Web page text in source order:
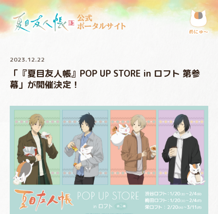
公式
ポータルサイト
めにゅ〜
2023.12.22
「『夏目友人帳』POP UP STORE in ロフト 第参
幕」が開催決定！